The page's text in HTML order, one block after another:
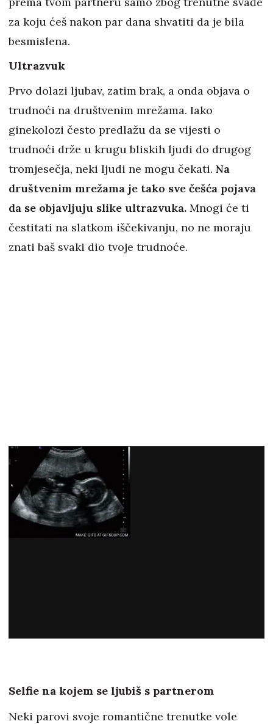
za koju ćeš nakon par dana shvatiti da je bila
besmislena.
Ultrazvuk
Prvo dolazi ljubav, zatim brak, a onda objava o
trudnoći na društvenim mrežama. Iako
ginekolozi često predlažu da se vijesti o
trudnoći drže u krugu bliskih ljudi do drugog
tromjesečja, neki ljudi ne mogu čekati. Na
društvenim mrežama je tako sve češća pojava
da se objavljuju slike ultrazvuka. Mnogi će ti
čestitati na slatkom iščekivanju, no ne moraju
znati baš svaki dio tvoje trudnoće.
Selfie na kojem se ljubiš s partnerom
Neki parovi svoje romantične trenutke vole